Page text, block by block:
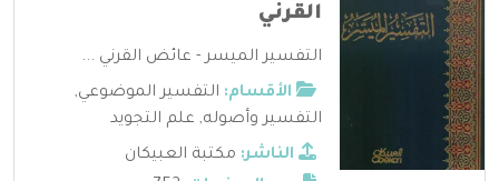
القرني
التفسير الميسر - عائض القرني ...
الأقسام: التفسير الموضوعي,
التفسير وأصوله, علم التجويد
الناشر: مكتبة العبيكان